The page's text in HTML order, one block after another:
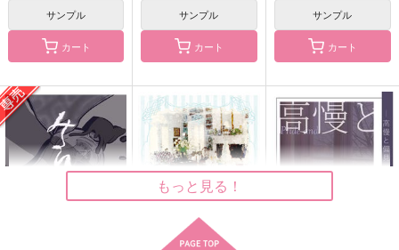
作品詳細 作品詳細 作品詳細
サンプル
カート
サンプル
カート
サンプル
カート
もっと見る！